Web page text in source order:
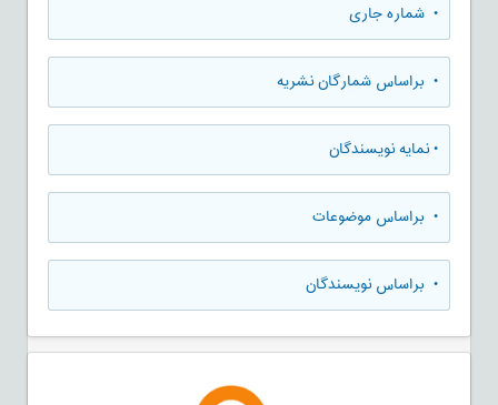
• شماره جاری
• براساس شمارگان نشریه
•نمایه نویسندگان
• براساس موضوعات
• براساس نویسندگان